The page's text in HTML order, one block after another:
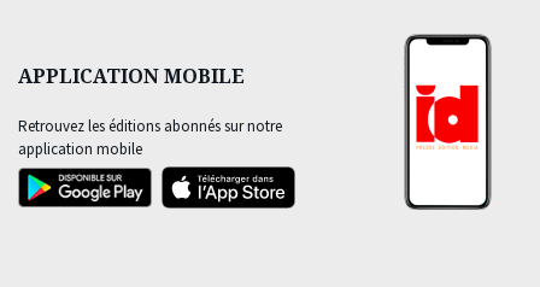
APPLICATION MOBILE
Retrouvez les éditions abonnés sur notre
application mobile